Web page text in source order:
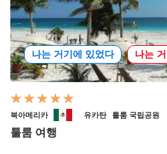
나는 거기에 있었다 나는
북아메리카 유카탄 툴룸 국립공원
툴룸 여행